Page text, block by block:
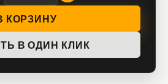
КОРЗИНУ
В ОДИН КЛИК